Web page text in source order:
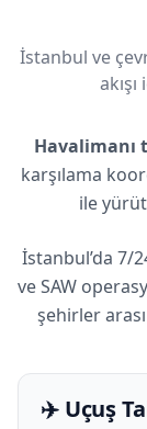
İstanbul ve
Havalimanı
karşılama
ile
İstanbul’da 7/
ve SAW
şehirler
✈️ Uçuş